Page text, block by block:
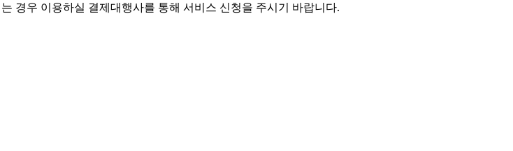
경우 이용하실 결제대행사를 통해 서비스 신청을 주시기 바랍니다.